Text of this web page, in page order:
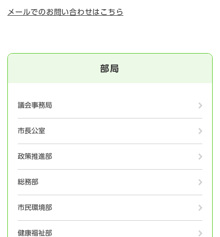
メールでのお問い合わせはこちら
部局
議会事務局
市長公室
政策推進部
総務部
市民環境部
健康福祉部